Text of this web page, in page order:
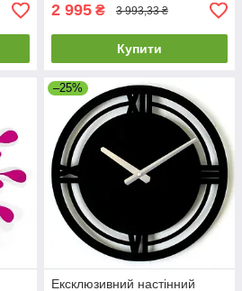
2 995 ₴ 3 993,33 ₴
Купити
–25%
Ексклюзивний настінний